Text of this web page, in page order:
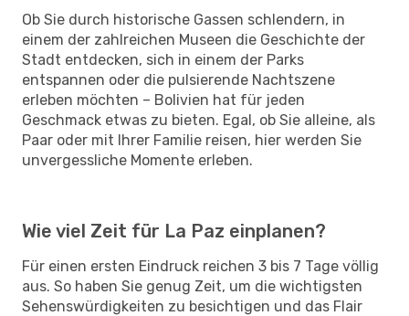
Ob Sie durch historische Gassen schlendern, in
einem der zahlreichen Museen die Geschichte der
Stadt entdecken, sich in einem der Parks
entspannen oder die pulsierende Nachtszene
erleben möchten – Bolivien hat für jeden
Geschmack etwas zu bieten. Egal, ob Sie alleine, als
Paar oder mit Ihrer Familie reisen, hier werden Sie
unvergessliche Momente erleben.
Wie viel Zeit für La Paz einplanen?
Für einen ersten Eindruck reichen 3 bis 7 Tage völlig
aus. So haben Sie genug Zeit, um die wichtigsten
Sehenswürdigkeiten zu besichtigen und das Flair